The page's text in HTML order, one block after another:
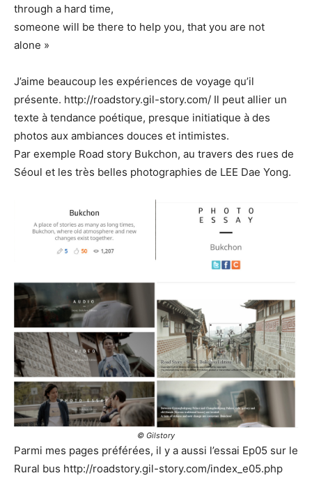
through a hard time,
someone will be there to help you, that you are not
alone »
J’aime beaucoup les expériences de voyage qu’il
présente. http://roadstory.gil-story.com/ Il peut allier un
texte à tendance poétique, presque initiatique à des
photos aux ambiances douces et intimistes.
Par exemple Road story Bukchon, au travers des rues de
Séoul et les très belles photographies de LEE Dae Yong.
© Gilstory
Parmi mes pages préférées, il y a aussi l’essai Ep05 sur le
Rural bus http://roadstory.gil-story.com/index_e05.php